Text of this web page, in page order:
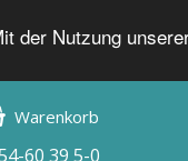
der Nutzung
Warenkorb
60 39 5-0